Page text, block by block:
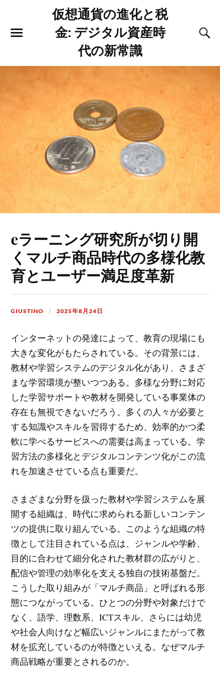
仮想通貨の進化と税
金: デジタル資産時
代の新常識
eラーニング研究所が切り開
くマルチ商品時代の多様化教
育とユーザー満足度革新
GIUSTINO 2025年8月24日
インターネットの発達によって、教育の現場にも
大きな変化がもたらされている。 その背景には、
教材や学習システムのデジタル化があり、さまざ
まな学習環境が整いつつある。多様な分野に対応
した学習サポートや教材を開発している事業体の
存在も無視できないだろう。多くの人々が必要と
する知識やスキルを習得するため、効率的かつ柔
軟に学べるサービスへの需要は高まっている。学
習方法の多様化とデジタルコンテンツ化がこの流
れを加速させている点も重要だ。
さまざまな分野を扱った教材や学習システムを展
開する組織は、時代に求められる新しいコンテン
ツの提供に取り組んでいる。このような組織の特
徴として注目されている点は、ジャンルや学齢、
目的に合わせて細分化された教材群の広がりと、
配信や管理の効率化を支える独自の技術基盤だ。
こうした取り組みが「マルチ商品」と呼ばれる形
態につながっている。ひとつの分野や対象だけで
なく、語学、理数系、ICTスキル、さらには幼児
や社会人向けなど幅広いジャンルにまたがって教
材を拡充しているのが特徴といえる。なぜマルチ
商品戦略が重要とされるのか。